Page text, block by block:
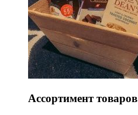
Ассортимент товаров